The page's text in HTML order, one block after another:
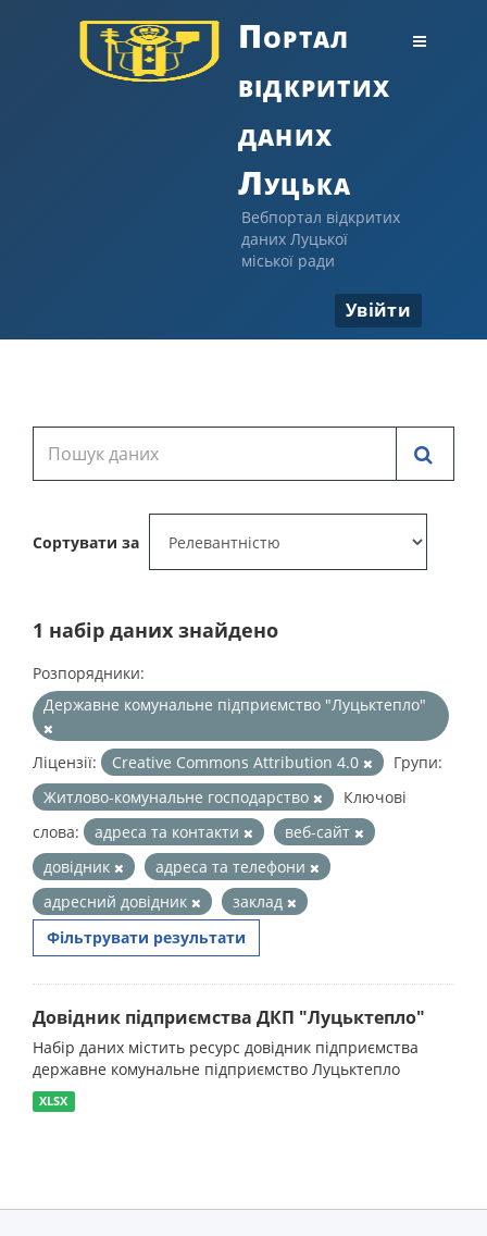
Портал
відкритих
даних
Луцька
Вебпортал відкритих
даних Луцької
міської ради
Увійти
Сортувати за
1 набір даних знайдено
Розпорядники:
Державне комунальне підприємство "Луцьктепло"
Ліцензії: Creative Commons Attribution 4.0
Групи:
Житлово-комунальне господарство
Ключові
слова:
адреса та контакти
веб-сайт
довідник
адреса та телефони
адресний довідник
заклад
Фільтрувати результати
Довідник підприємства ДКП "Луцьктепло"
Набір даних містить ресурс довідник підприємства
державне комунальне підприємство Луцьктепло
XLSX